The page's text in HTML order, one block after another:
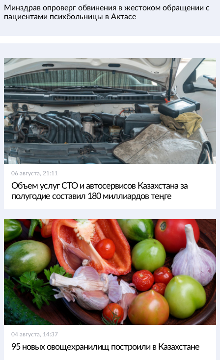
Минздрав опроверг обвинения в жестоком обращении с
пациентами психбольницы в Актасе
06 августа, 21:11
Объем услуг СТО и автосервисов Казахстана за
полугодие составил 180 миллиардов теңге
04 августа, 14:37
95 новых овощехранилищ построили в Казахстане